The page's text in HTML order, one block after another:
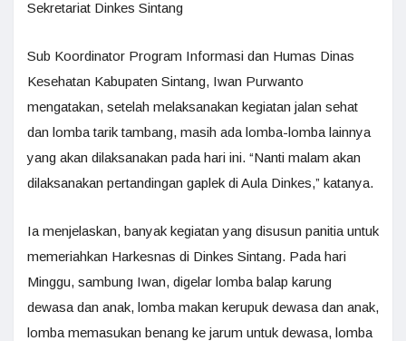
Sekretariat Dinkes Sintang
Sub Koordinator Program Informasi dan Humas Dinas
Kesehatan Kabupaten Sintang, Iwan Purwanto
mengatakan, setelah melaksanakan kegiatan jalan sehat
dan lomba tarik tambang, masih ada lomba-lomba lainnya
yang akan dilaksanakan pada hari ini. “Nanti malam akan
dilaksanakan pertandingan gaplek di Aula Dinkes,” katanya.
Ia menjelaskan, banyak kegiatan yang disusun panitia untuk
memeriahkan Harkesnas di Dinkes Sintang. Pada hari
Minggu, sambung Iwan, digelar lomba balap karung
dewasa dan anak, lomba makan kerupuk dewasa dan anak,
lomba memasukan benang ke jarum untuk dewasa, lomba